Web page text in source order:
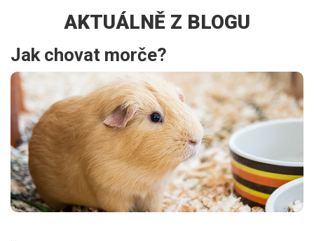
AKTUÁLNĚ Z BLOGU
Jak chovat morče?